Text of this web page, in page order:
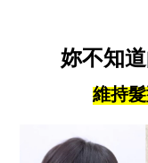
妳不知
維持